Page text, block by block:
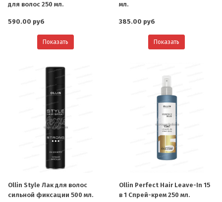
для волос 250 мл.
590.00 руб
Показать
мл.
385.00 руб
Показать
Ollin Style Лак для волос
сильной фиксации 500 мл.
Ollin Perfect Hair Leave-In 15
в 1 Спрей-крем 250 мл.